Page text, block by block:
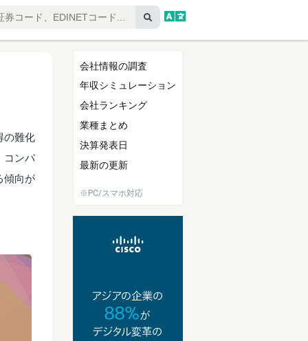
の難化
コンパ
傾向が
会社情報の調査
年収シミュレーション
会社ランキング
業種まとめ
決算発表日
最新の更新
※PC/スマホ対応